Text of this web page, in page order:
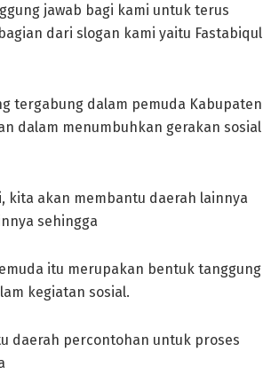
jawab bagi kami untuk terus
dari slogan kami yaitu Fastabiqul
tergabung dalam pemuda Kabupaten
dalam menumbuhkan gerakan sosial
kita akan membantu daerah lainnya
sehingga
itu merupakan bentuk tanggung
kegiatan sosial.
daerah percontohan untuk proses